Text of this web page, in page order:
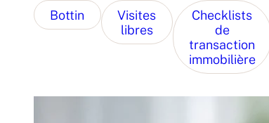
Bottin
Visites
libres
Checklists
de
transaction
immobilière